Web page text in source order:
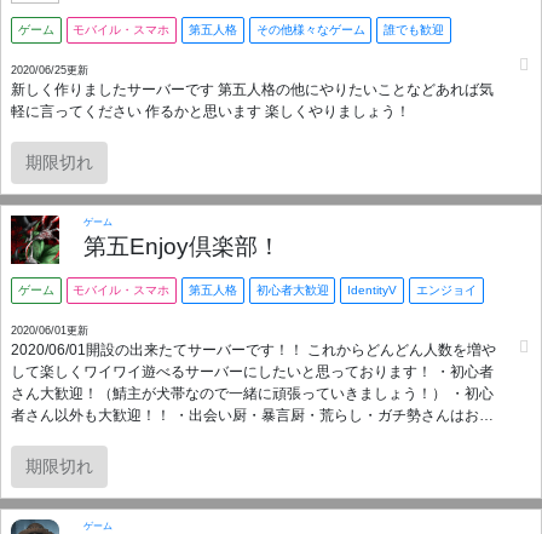
ゲーム モバイル・スマホ 第五人格 その他様々なゲーム 誰でも歓迎
2020/06/25更新
新しく作りましたサーバーです 第五人格の他にやりたいことなどあれば気
軽に言ってください 作るかと思います 楽しくやりましょう！
期限切れ
ゲーム
第五Enjoy倶楽部！
ゲーム モバイル・スマホ 第五人格 初心者大歓迎 IdentityV エンジョイ
2020/06/01更新
2020/06/01開設の出来たてサーバーです！！ これからどんどん人数を増や
して楽しくワイワイ遊べるサーバーにしたいと思っております！ ・初心者
さん大歓迎！（鯖主が犬帯なので一緒に頑張っていきましょう！） ・初心
者さん以外も大歓迎！！ ・出会い厨・暴言厨・荒らし・ガチ勢さんはお断
ださいー！！！ サバイバーとハンターの立ち回りなどを勉強する部屋や、
非公式戦のルールなどの説明をしてあったり、なるべく使いやすく、分か
りやすいサーバーにしたつもりです！！ 皆さんからの要望窓口などもあ
り、一緒により良いサーバーを作っていきましょう！！
期限切れ
ゲーム